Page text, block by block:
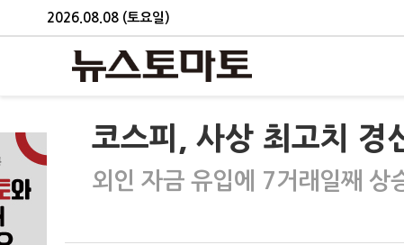
2026.08.08 (토요일)
코스피, 사상 최고치
외인 자금 유입에 7거래일째